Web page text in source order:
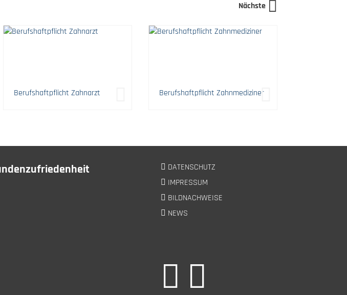
Nächste
Berufshaftpflicht Zahnarzt Berufshaftpflicht Zahnmediziner
DATENSCHUTZ
IMPRESSUM
BILDNACHWEISE
NEWS